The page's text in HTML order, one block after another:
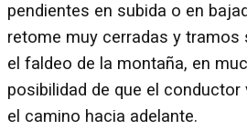
pendientes en subida o en
retome muy cerradas y tramos
el faldeo de la montaña, en
posibilidad de que el
el camino hacia adelante.